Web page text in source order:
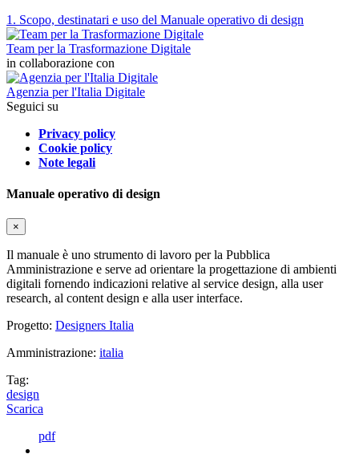
1. Scopo, destinatari e uso del Manuale operativo di design
Team per la Trasformazione Digitale
in collaborazione con
Agenzia per l'Italia Digitale
Seguici su
Privacy policy
Cookie policy
Note legali
Manuale operativo di design
×
Il manuale è uno strumento di lavoro per la Pubblica
Amministrazione e serve ad orientare la progettazione di ambienti
digitali fornendo indicazioni relative al service design, alla user
research, al content design e alla user interface.
Progetto: Designers Italia
Amministrazione: italia
Tag:
design
Scarica
pdf